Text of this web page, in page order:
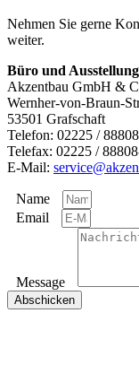
Nehmen Sie gerne
weiter.
Büro und
Akzentbau GmbH &
Wernher-von-Braun-
53501 Grafschaft
Telefon: 02225 /
Telefax: 02225 /
E-Mail:
Name
Email
Message
Abschicken